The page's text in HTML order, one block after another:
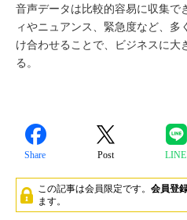
音声データは比較的容易に収集で
ィやニュアンス、緊急度など、
け合わせることで、ビジネスに大
る。
Share Post LINE
この記事は会員限定です。 会員登
ます。